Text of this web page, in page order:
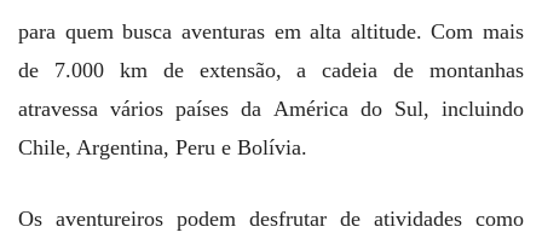
para quem busca aventuras em alta altitude. Com mais
de 7.000 km de extensão, a cadeia de montanhas
atravessa vários países da América do Sul, incluindo
Chile, Argentina, Peru e Bolívia.
Os aventureiros podem desfrutar de atividades como